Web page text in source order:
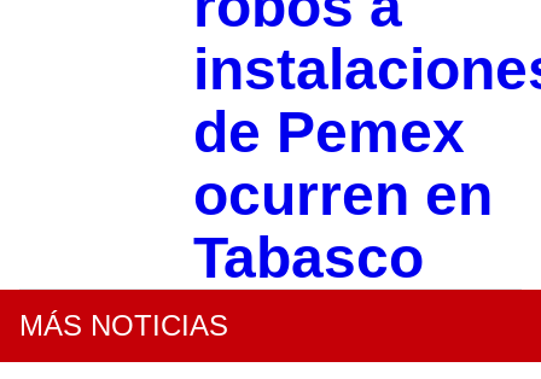
de Pemex
ocurren en
Tabasco
MÁS NOTICIAS